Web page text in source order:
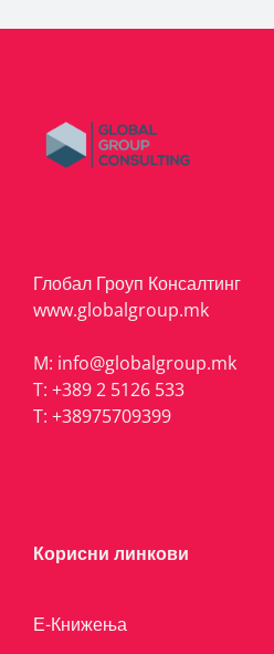
Глобал Гроуп Консалтинг
www.globalgroup.mk
M: info@globalgroup.mk
T: +389 2 5126 533
T: +38975709399
Корисни линкови
Е-Книжења